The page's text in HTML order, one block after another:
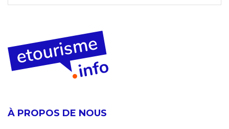
À PROPOS DE NOUS